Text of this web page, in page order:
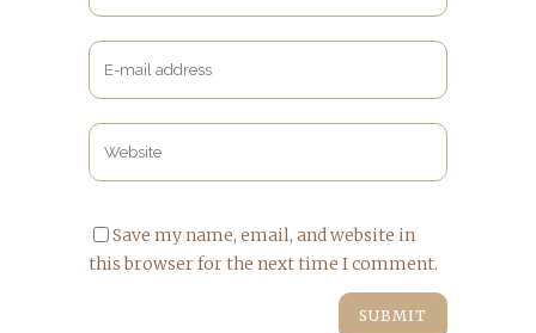
Save my name, email, and website in
this browser for the next time I comment.